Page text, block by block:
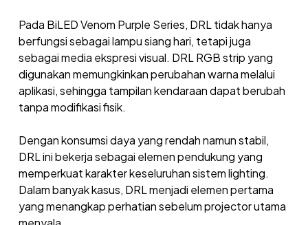
Pada BiLED Venom Purple Series, DRL tidak hanya
berfungsi sebagai lampu siang hari, tetapi juga
sebagai media ekspresi visual. DRL RGB strip yang
digunakan memungkinkan perubahan warna melalui
aplikasi, sehingga tampilan kendaraan dapat berubah
tanpa modifikasi fisik.
Dengan konsumsi daya yang rendah namun stabil,
DRL ini bekerja sebagai elemen pendukung yang
memperkuat karakter keseluruhan sistem lighting.
Dalam banyak kasus, DRL menjadi elemen pertama
yang menangkap perhatian sebelum projector utama